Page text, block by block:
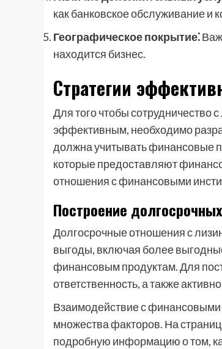
как банковское обслуживание
Географическое покрытие⁚
находится бизнес.
Стратегии
Для того чтобы
эффективным, необходимо
должна учитывать финансовые
которые предоставляют
отношения с финансовыми
Построение
Долгосрочные отношения с
выгоды, включая более
финансовым продуктам. Для
ответственность, а также
Взаимодействие с финансовыми
множества факторов. На
подробную информацию о том,